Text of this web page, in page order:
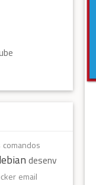
comandos
desenv
email